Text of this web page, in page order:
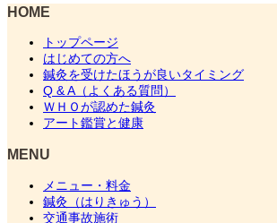
HOME
トップページ
はじめての方へ
鍼灸を受けたほうが良いタイミング
Q & A（よくある質問）
ＷＨＯが認めた鍼灸
アート鑑賞と健康
MENU
メニュー・料金
鍼灸（はりきゅう）
交通事故施術